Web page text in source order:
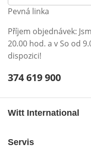
Pevná linka
Příjem objednávek:
20.00 hod. a v So od
dispozici!
Telefonní číslo:
374 619 900
Witt International
Servis